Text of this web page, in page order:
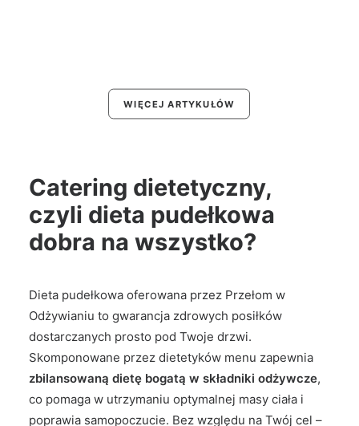
WIĘCEJ ARTYKUŁÓW
Catering dietetyczny,
czyli dieta pudełkowa
dobra na wszystko?
Dieta pudełkowa oferowana przez Przełom w
Odżywianiu to gwarancja zdrowych posiłków
dostarczanych prosto pod Twoje drzwi.
Skomponowane przez dietetyków menu zapewnia
zbilansowaną dietę bogatą w składniki odżywcze,
co pomaga w utrzymaniu optymalnej masy ciała i
poprawia samopoczucie. Bez względu na Twój cel –